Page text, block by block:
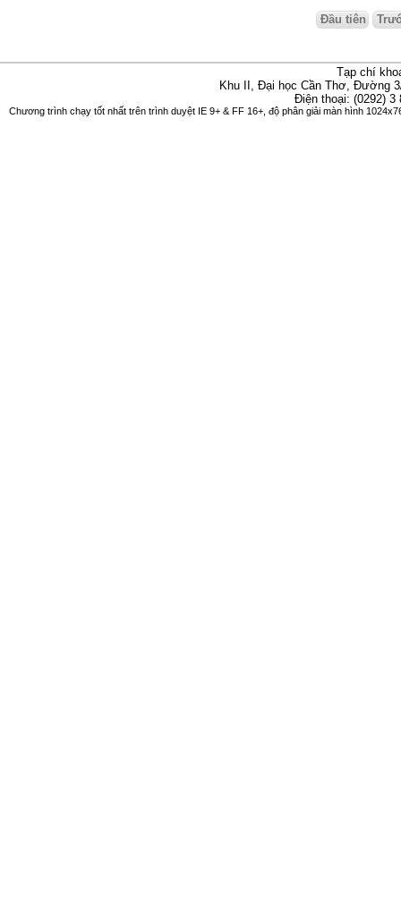
Đầu tiên
Tạp chí
Khu II, Đại học Cần Thơ, Đường
Điện thoại: (0292)
Chương trình chạy tốt nhất trên trình duyệt IE 9+ & FF 16+, độ phân giải màn hình